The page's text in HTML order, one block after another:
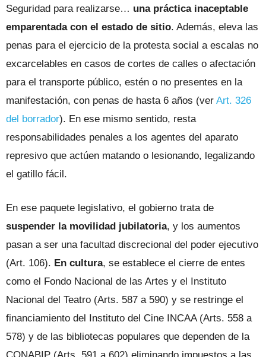
Seguridad para realizarse… una práctica inaceptable
emparentada con el estado de sitio. Además, eleva las
penas para el ejercicio de la protesta social a escalas no
excarcelables en casos de cortes de calles o afectación
para el transporte público, estén o no presentes en la
manifestación, con penas de hasta 6 años (ver Art. 326
del borrador). En ese mismo sentido, resta
responsabilidades penales a los agentes del aparato
represivo que actúen matando o lesionando, legalizando
el gatillo fácil.
En ese paquete legislativo, el gobierno trata de
suspender la movilidad jubilatoria, y los aumentos
pasan a ser una facultad discrecional del poder ejecutivo
(Art. 106). En cultura, se establece el cierre de entes
como el Fondo Nacional de las Artes y el Instituto
Nacional del Teatro (Arts. 587 a 590) y se restringe el
financiamiento del Instituto del Cine INCAA (Arts. 558 a
578) y de las bibliotecas populares que dependen de la